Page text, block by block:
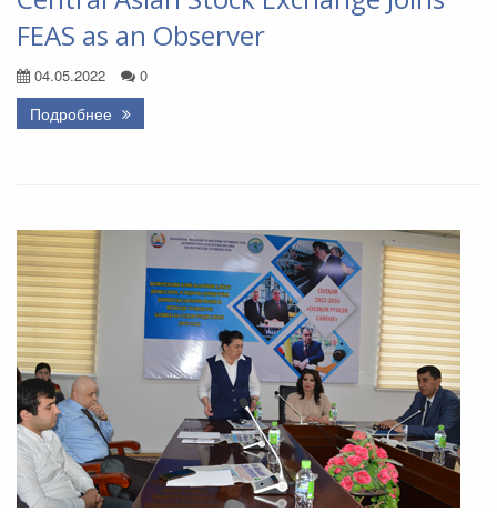
FEAS as an Observer
04.05.2022 0
Подробнее